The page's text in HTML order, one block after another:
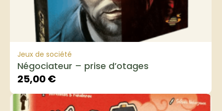
Jeux de société
Négociateur – prise d’otages
25,00€